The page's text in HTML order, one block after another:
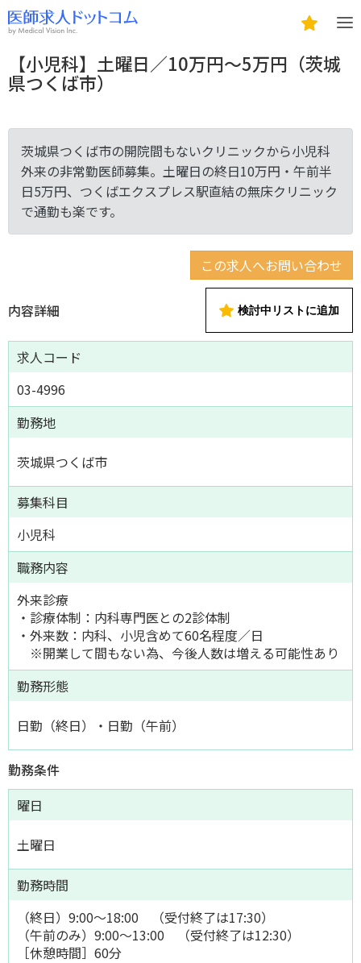
【小児科】土曜日／10万円～5万円（茨城
県つくば市）
茨城県つくば市の開院間もないクリニックから小児科
外来の非常勤医師募集。土曜日の終日10万円・午前半
日5万円、つくばエクスプレス駅直結の無床クリニック
で通勤も楽です。
この求人へお問い合わせ
内容詳細 検討中リストに追加
求人コード
03-4996
勤務地
茨城県つくば市
募集科目
小児科
職務内容
外来診療
・診療体制：内科専門医との2診体制
・外来数：内科、小児含めて60名程度／日
※開業して間もない為、今後人数は増える可能性あり
勤務形態
日勤（終日）・日勤（午前）
勤務条件
曜日
土曜日
勤務時間
（終日）9:00～18:00 （受付終了は17:30）
（午前のみ）9:00～13:00 （受付終了は12:30）
［休憩時間］60分